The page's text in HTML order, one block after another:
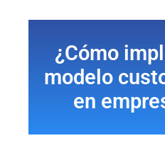
¿Cómo
modelo
en